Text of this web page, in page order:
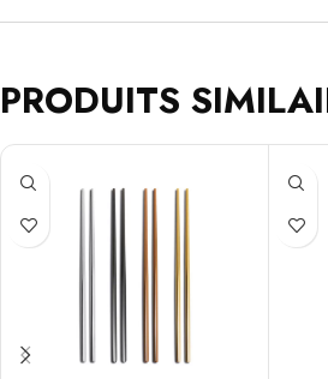
PRODUITS